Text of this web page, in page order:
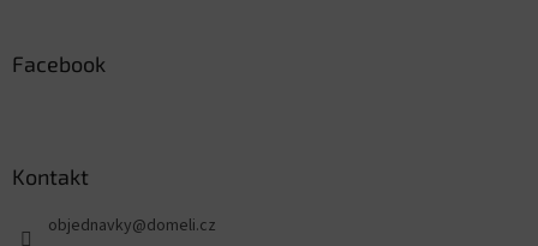
Facebook
Kontakt
objednavky@domeli.cz